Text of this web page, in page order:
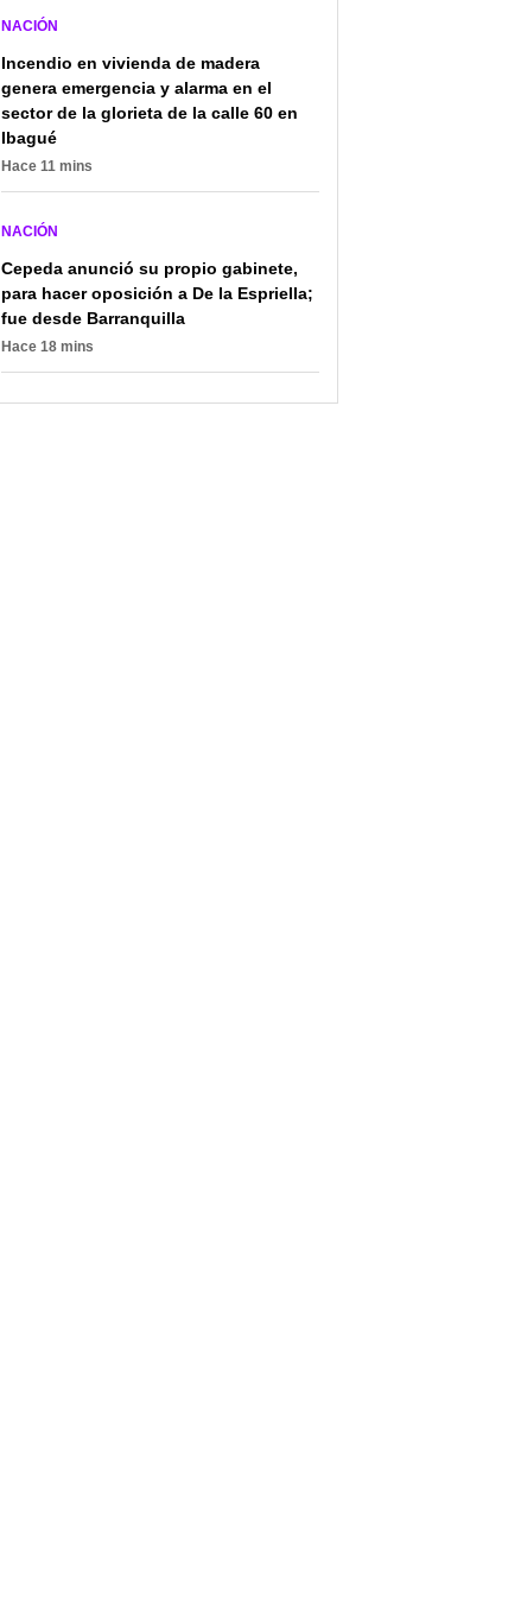
NACIÓN
Incendio en vivienda de madera
genera emergencia y alarma en el
sector de la glorieta de la calle 60 en
Ibagué
Hace 11 mins
NACIÓN
Cepeda anunció su propio gabinete,
para hacer oposición a De la Espriella;
fue desde Barranquilla
Hace 18 mins